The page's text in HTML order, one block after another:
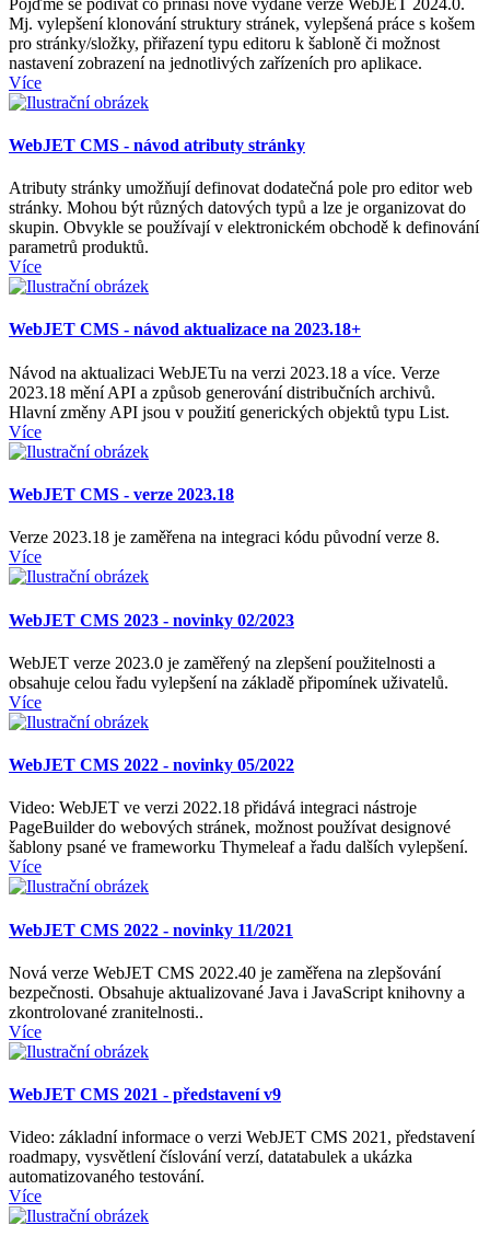
Mj. vylepšení klonování struktury stránek, vylepšená práce s košem
pro stránky/složky, přiřazení typu editoru k šabloně či možnost
nastavení zobrazení na jednotlivých zařízeních pro aplikace.
Více
WebJET CMS - návod atributy stránky
Atributy stránky umožňují definovat dodatečná pole pro editor web
stránky. Mohou být různých datových typů a lze je organizovat do
skupin. Obvykle se používají v elektronickém obchodě k definování
parametrů produktů.
Více
WebJET CMS - návod aktualizace na 2023.18+
Návod na aktualizaci WebJETu na verzi 2023.18 a více. Verze
2023.18 mění API a způsob generování distribučních archivů.
Hlavní změny API jsou v použití generických objektů typu List.
Více
WebJET CMS - verze 2023.18
Verze 2023.18 je zaměřena na integraci kódu původní verze 8.
Více
WebJET CMS 2023 - novinky 02/2023
WebJET verze 2023.0 je zaměřený na zlepšení použitelnosti a
obsahuje celou řadu vylepšení na základě připomínek uživatelů.
Více
WebJET CMS 2022 - novinky 05/2022
Video: WebJET ve verzi 2022.18 přidává integraci nástroje
PageBuilder do webových stránek, možnost používat designové
šablony psané ve frameworku Thymeleaf a řadu dalších vylepšení.
Více
WebJET CMS 2022 - novinky 11/2021
Nová verze WebJET CMS 2022.40 je zaměřena na zlepšování
bezpečnosti. Obsahuje aktualizované Java i JavaScript knihovny a
zkontrolované zranitelnosti..
Více
WebJET CMS 2021 - představení v9
Video: základní informace o verzi WebJET CMS 2021, představení
roadmapy, vysvětlení číslování verzí, datatabulek a ukázka
automatizovaného testování.
Více